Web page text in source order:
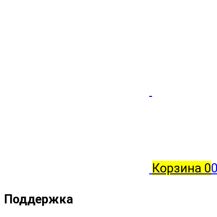
Корзина 0
Поддержка